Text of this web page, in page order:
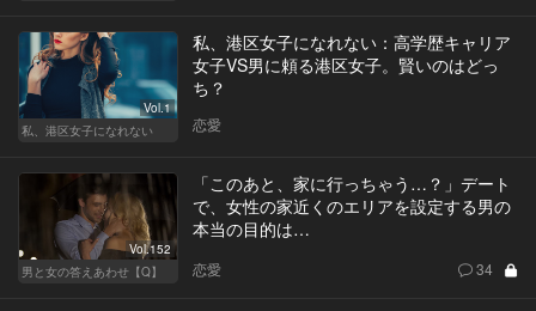
Vol.1
私、港区女子になれない
私、港区女子になれない：高学歴キャリア
女子VS男に頼る港区女子。賢いのはどっ
ち？
恋愛
Vol.152
男と女の答えあわせ【Q】
「このあと、家に行っちゃう…？」デート
で、女性の家近くのエリアを設定する男の
本当の目的は…
恋愛 34